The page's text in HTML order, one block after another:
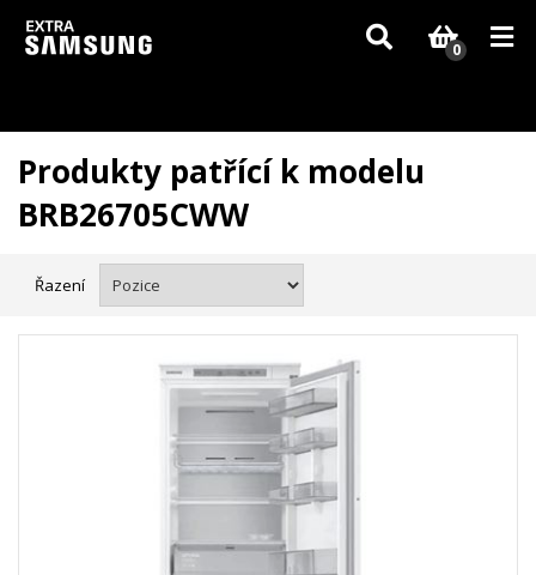
Vzhledem k aktuální situaci se může dodání dílů, které nejsou skladem,
zpozdit. Děkujeme za pochopení.
0
Produkty patřící k modelu
BRB26705CWW
Řazení